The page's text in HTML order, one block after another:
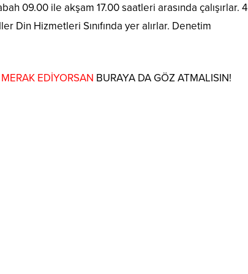
09.00 ile akşam 17.00 saatleri arasında çalışırlar. 4
Din Hizmetleri Sınıfında yer alırlar. Denetim
EDİYORSAN BURAYA DA GÖZ ATMALISIN!